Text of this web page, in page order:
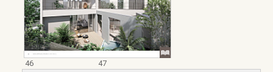
46
47